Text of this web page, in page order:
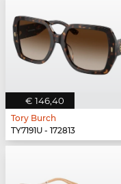
€ 146,40
Tory Burch
TY7191U - 172813